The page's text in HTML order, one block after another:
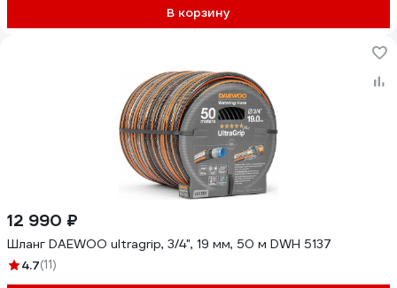
В корзину
12 990 ₽
Шланг DAEWOO ultragrip, 3/4", 19 мм, 50 м DWH 5137
4.7(11)